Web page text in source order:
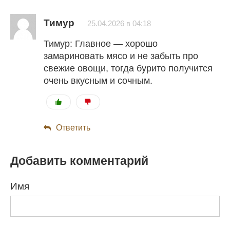
Тимур 25.04.2026 в 04:18
Тимур: Главное — хорошо
замариновать мясо и не забыть про
свежие овощи, тогда бурито получится
очень вкусным и сочным.
Ответить
Добавить комментарий
Имя